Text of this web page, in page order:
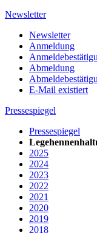
Newsletter
Newsletter
Anmeldung
Abmeldung
E-Mail existiert
Pressespiegel
Pressespiegel
2025
2024
2023
2022
2021
2020
2019
2018